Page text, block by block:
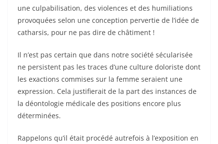
une culpabilisation, des violences et des humiliations
provoquées selon une conception pervertie de l’idée de
catharsis, pour ne pas dire de châtiment !
Il n’est pas certain que dans notre société sécularisée
ne persistent pas les traces d’une culture doloriste dont
les exactions commises sur la femme seraient une
expression. Cela justifierait de la part des instances de
la déontologie médicale des positions encore plus
déterminées.
Rappelons qu’il était procédé autrefois à l’exposition en